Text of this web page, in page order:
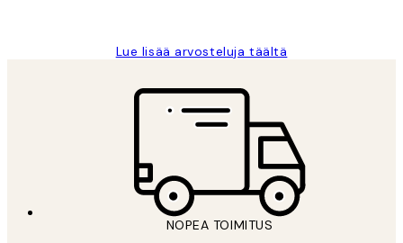
Lue lisää arvosteluja täältä
NOPEA TOIMITUS